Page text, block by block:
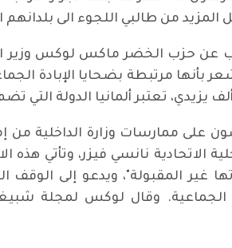
المزيد من طالبي اللجوء الى بلدانهم
عن حزب الخضر ماكس لوكس وزير
بأنها مرتبطة بضحايا الإبادة
على ممارسات وزارة الداخلية من
الاتحادية نانسي فيزر،
غير المقبولة"، ويدعو إلى الوقف
الجماعية. وقال لوكس لمجلة